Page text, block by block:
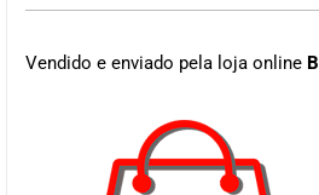
Vendido e enviado pela loja online